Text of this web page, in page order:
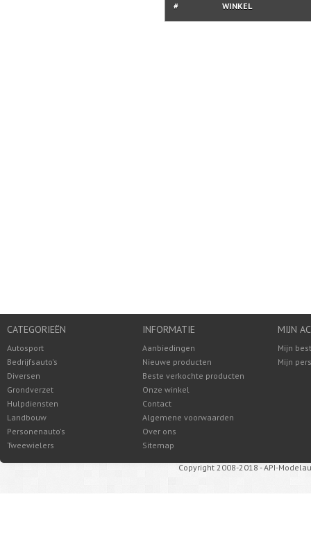
# WINKEL
CATEGORIEËN
Autosport
Bedrijfsauto's
Diversen
Grondverzet
Hulpdiensten
Landbouw
Personenauto's
Tweewielers
INFORMATIE
Aanbiedingen
Nieuwe producten
Beste verkochte producten
Onze winkel
Contact
Algemene voorwaarden
Over ons
Sitemap
MIJN
Mijn
Mijn
Copyright 2008-2018 - API-